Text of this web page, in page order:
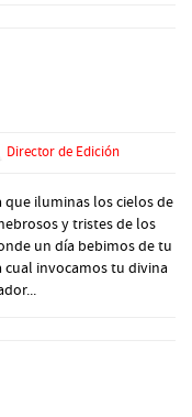
Director de Edición
iluminas los cielos de
y tristes de los
un día bebimos de tu
invocamos tu divina